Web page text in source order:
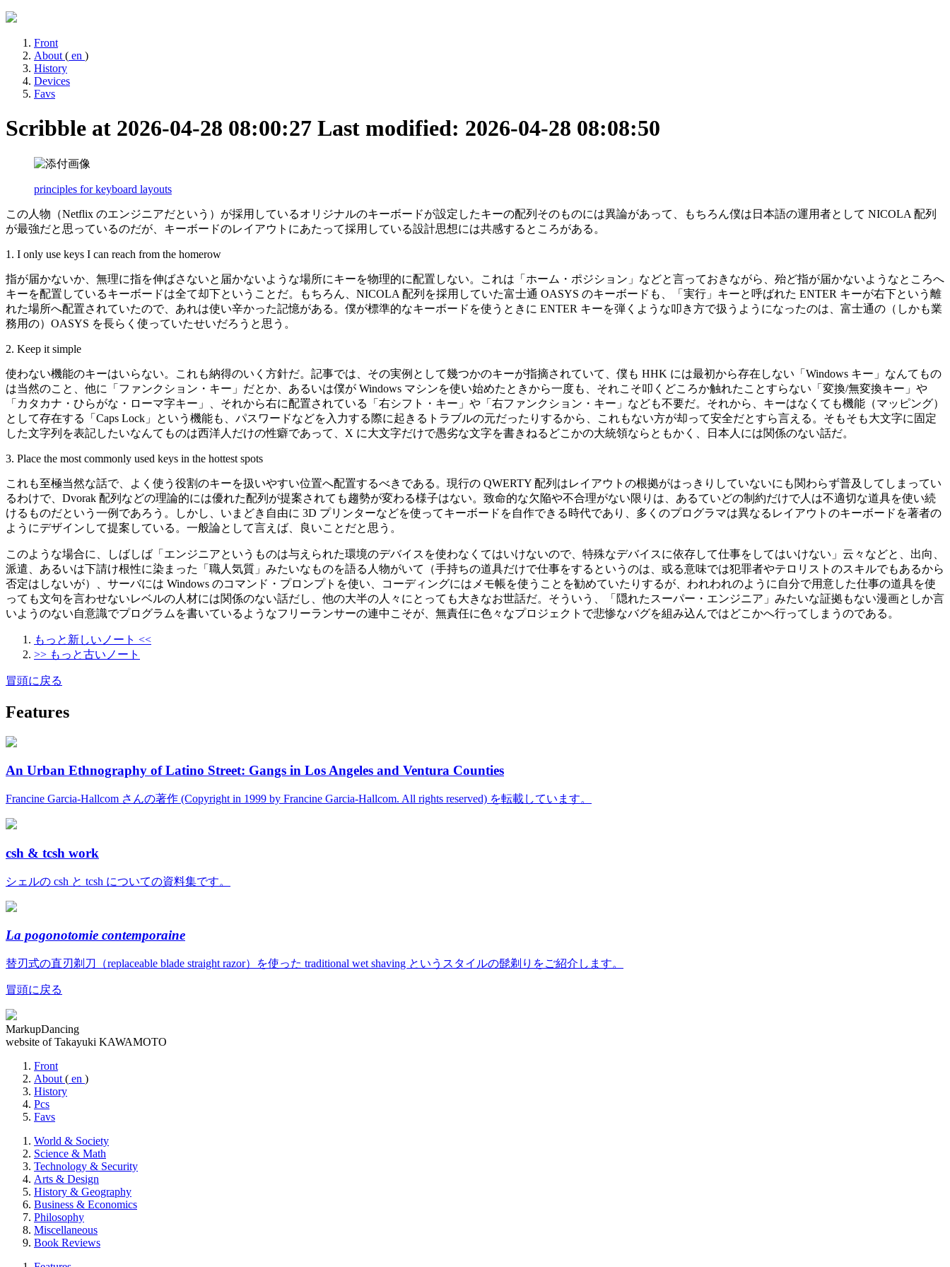
Front
About ( en )
History
Devices
Favs
Scribble at 2026-04-28 08:00:27 Last modified: 2026-04-28 08:08:50
principles for keyboard layouts
この人物（Netflix のエンジニアだという）が採用しているオリジナルのキーボードが設定したキーの配列そのものには異論があって、もちろん僕は日本語の運用者として NICOLA 配列
が最強だと思っているのだが、キーボードのレイアウトにあたって採用している設計思想には共感するところがある。
1. I only use keys I can reach from the homerow
指が届かないか、無理に指を伸ばさないと届かないような場所にキーを物理的に配置しない。これは「ホーム・ポジション」などと言っておきながら、殆ど指が届かないようなところへ
キーを配置しているキーボードは全て却下ということだ。もちろん、NICOLA 配列を採用していた富士通 OASYS のキーボードも、「実行」キーと呼ばれた ENTER キーが右下という離
れた場所へ配置されていたので、あれは使い辛かった記憶がある。僕が標準的なキーボードを使うときに ENTER キーを弾くような叩き方で扱うようになったのは、富士通の（しかも業
務用の）OASYS を長らく使っていたせいだろうと思う。
2. Keep it simple
使わない機能のキーはいらない。これも納得のいく方針だ。記事では、その実例として幾つかのキーが指摘されていて、僕も HHK には最初から存在しない「Windows キー」なんてもの
は当然のこと、他に「ファンクション・キー」だとか、あるいは僕が Windows マシンを使い始めたときから一度も、それこそ叩くどころか触れたことすらない「変換/無変換キー」や
「カタカナ・ひらがな・ローマ字キー」、それから右に配置されている「右シフト・キー」や「右ファンクション・キー」なども不要だ。それから、キーはなくても機能（マッピング）
として存在する「Caps Lock」という機能も、パスワードなどを入力する際に起きるトラブルの元だったりするから、これもない方が却って安全だとすら言える。そもそも大文字に固定
した文字列を表記したいなんてものは西洋人だけの性癖であって、X に大文字だけで愚劣な文字を書きねるどこかの大統領ならともかく、日本人には関係のない話だ。
3. Place the most commonly used keys in the hottest spots
これも至極当然な話で、よく使う役割のキーを扱いやすい位置へ配置するべきである。現行の QWERTY 配列はレイアウトの根拠がはっきりしていないにも関わらず普及してしまってい
るわけで、Dvorak 配列などの理論的には優れた配列が提案されても趨勢が変わる様子はない。致命的な欠陥や不合理がない限りは、あるていどの制約だけで人は不適切な道具を使い続
けるものだという一例であろう。しかし、いまどき自由に 3D プリンターなどを使ってキーボードを自作できる時代であり、多くのプログラマは異なるレイアウトのキーボードを著者の
ようにデザインして提案している。一般論として言えば、良いことだと思う。
このような場合に、しばしば「エンジニアというものは与えられた環境のデバイスを使わなくてはいけないので、特殊なデバイスに依存して仕事をしてはいけない」云々などと、出向、
派遣、あるいは下請け根性に染まった「職人気質」みたいなものを語る人物がいて（手持ちの道具だけで仕事をするというのは、或る意味では犯罪者やテロリストのスキルでもあるから
否定はしないが）、サーバには Windows のコマンド・プロンプトを使い、コーディングにはメモ帳を使うことを勧めていたりするが、われわれのように自分で用意した仕事の道具を使
っても文句を言わせないレベルの人材には関係のない話だし、他の大半の人々にとっても大きなお世話だ。そういう、「隠れたスーパー・エンジニア」みたいな証拠もない漫画としか言
いようのない自意識でプログラムを書いているようなフリーランサーの連中こそが、無責任に色々なプロジェクトで悲惨なバグを組み込んではどこかへ行ってしまうのである。
もっと新しいノート <<
>> もっと古いノート
冒頭に戻る
Features
An Urban Ethnography of Latino Street: Gangs in Los Angeles and Ventura Counties
Francine Garcia-Hallcom さんの著作 (Copyright in 1999 by Francine Garcia-Hallcom. All rights reserved) を転載しています。
csh & tcsh work
シェルの csh と tcsh についての資料集です。
La pogonotomie contemporaine
替刃式の直刃剃刀（replaceable blade straight razor）を使った traditional wet shaving というスタイルの髭剃りをご紹介します。
冒頭に戻る
MarkupDancing
website of Takayuki KAWAMOTO
Front
About ( en )
History
Pcs
Favs
World & Society
Science & Math
Technology & Security
Arts & Design
History & Geography
Business & Economics
Philosophy
Miscellaneous
Book Reviews